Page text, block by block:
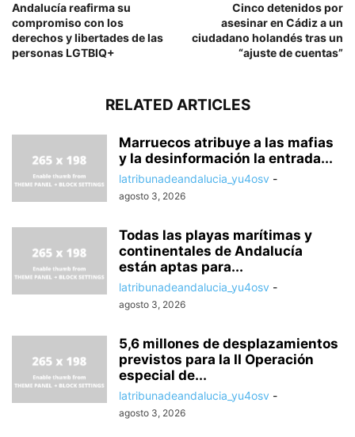
Andalucía reafirma su
compromiso con los
derechos y libertades de las
personas LGTBIQ+
Cinco detenidos por
asesinar en Cádiz a un
ciudadano holandés tras un
“ajuste de cuentas”
RELATED ARTICLES
Marruecos atribuye a las mafias
y la desinformación la entrada...
latribunadeandalucia_yu4osv -
agosto 3, 2026
Todas las playas marítimas y
continentales de Andalucía
están aptas para...
latribunadeandalucia_yu4osv -
agosto 3, 2026
5,6 millones de desplazamientos
previstos para la II Operación
especial de...
latribunadeandalucia_yu4osv -
agosto 3, 2026